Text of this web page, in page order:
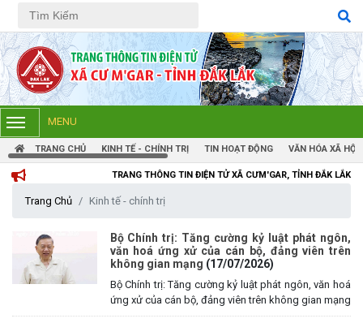
Tiếng Việt Tiếng Anh
MENU
TRANG CHỦ KINH TẾ - CHÍNH TRỊ TIN HOẠT ĐỘNG VĂN HÓA XÃ HỘI
TRANG THÔNG TIN ĐIỆN TỬ XÃ CƯM'GAR, TỈNH ĐẮK LẮK
Trang Chủ Kinh tế - chính trị
Bộ Chính trị: Tăng cường kỷ luật phát ngôn,
văn hoá ứng xử của cán bộ, đảng viên trên
không gian mạng (17/07/2026)
Bộ Chính trị: Tăng cường kỷ luật phát ngôn, văn hoá
ứng xử của cán bộ, đảng viên trên không gian mạng